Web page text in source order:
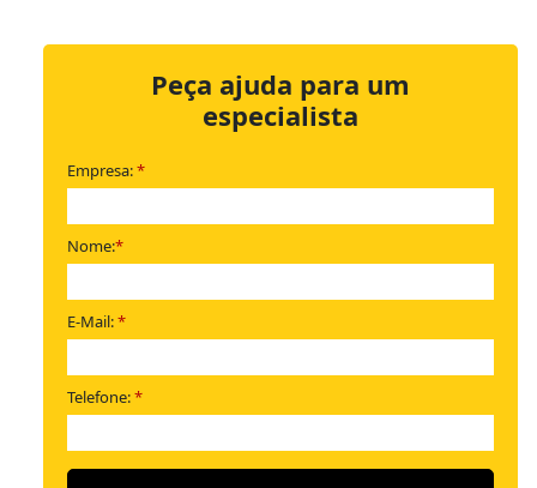
Peça ajuda para um
especialista
Empresa:*
Nome:*
E-Mail:*
Telefone:*